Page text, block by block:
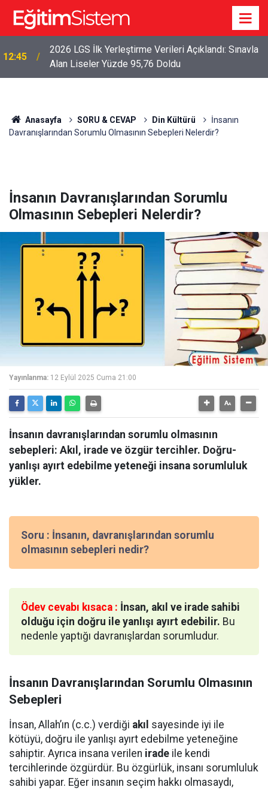
12:45
2026 LGS İlk Yerleştirme Verileri Açıklandı: Sınavla
Alan Liseler Yüzde 95,76 Doldu
Anasayfa SORU & CEVAP Din Kültürü
İnsanın
Davranışlarından Sorumlu Olmasının Sebepleri Nelerdir?
İnsanın Davranışlarından Sorumlu
Olmasının Sebepleri Nelerdir?
Yayınlanma: 12 Eylül 2025 Cuma 21:00
İnsanın davranışlarından sorumlu olmasının
sebepleri: Akıl, irade ve özgür tercihler. Doğru-
yanlışı ayırt edebilme yeteneği insana sorumluluk
yükler.
Soru : İnsanın, davranışlarından sorumlu
olmasının sebepleri nedir?
Ödev cevabı kısaca : İnsan, akıl ve irade sahibi
olduğu için doğru ile yanlışı ayırt edebilir. Bu
nedenle yaptığı davranışlardan sorumludur.
İnsanın Davranışlarından Sorumlu Olmasının
Sebepleri
İnsan, Allah’ın (c.c.) verdiği akıl sayesinde iyi ile
kötüyü, doğru ile yanlışı ayırt edebilme yeteneğine
sahiptir. Ayrıca insana verilen irade ile kendi
tercihlerinde özgürdür. Bu özgürlük, insanı sorumluluk
sahibi yapar. Eğer insanın seçim hakkı olmasaydı,